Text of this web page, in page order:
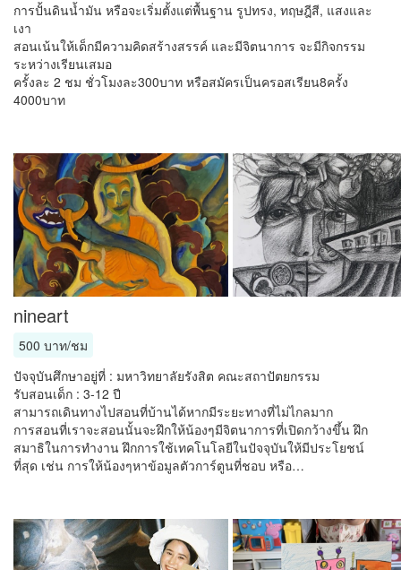
การปั้นดินน้ำมัน หรือจะเริ่มตั้งแต่พื้นฐาน รูปทรง, ทฤษฎีสี, แสงและ
เงา
สอนเน้นให้เด็กมีความคิดสร้างสรรค์ และมีจิตนาการ จะมีกิจกรรม
ระหว่างเรียนเสมอ
ครั้งละ 2 ชม ชั่วโมงละ300บาท หรือสมัครเป็นครอสเรียน8ครั้ง
4000บาท
nineart
500 บาท/ชม
ปัจจุบันศึกษาอยู่ที่ : มหาวิทยาลัยรังสิต คณะสถาปัตยกรรม
รับสอนเด็ก : 3-12 ปี
สามารถเดินทางไปสอนที่บ้านได้หากมีระยะทางที่ไม่ไกลมาก
การสอนที่เราจะสอนนั้นจะฝึกให้น้องๆมีจิตนาการที่เปิดกว้างขึ้น ฝึก
สมาธิในการทำงาน ฝึกการใช้เทคโนโลยีในปัจจุบันให้มีประโยชน์
ที่สุด เช่น การให้น้องๆหาข้อมูลตัวการ์ตูนที่ชอบ หรือ…